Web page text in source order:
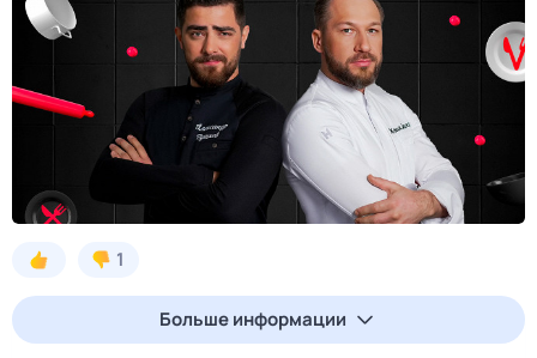
1
Больше информации